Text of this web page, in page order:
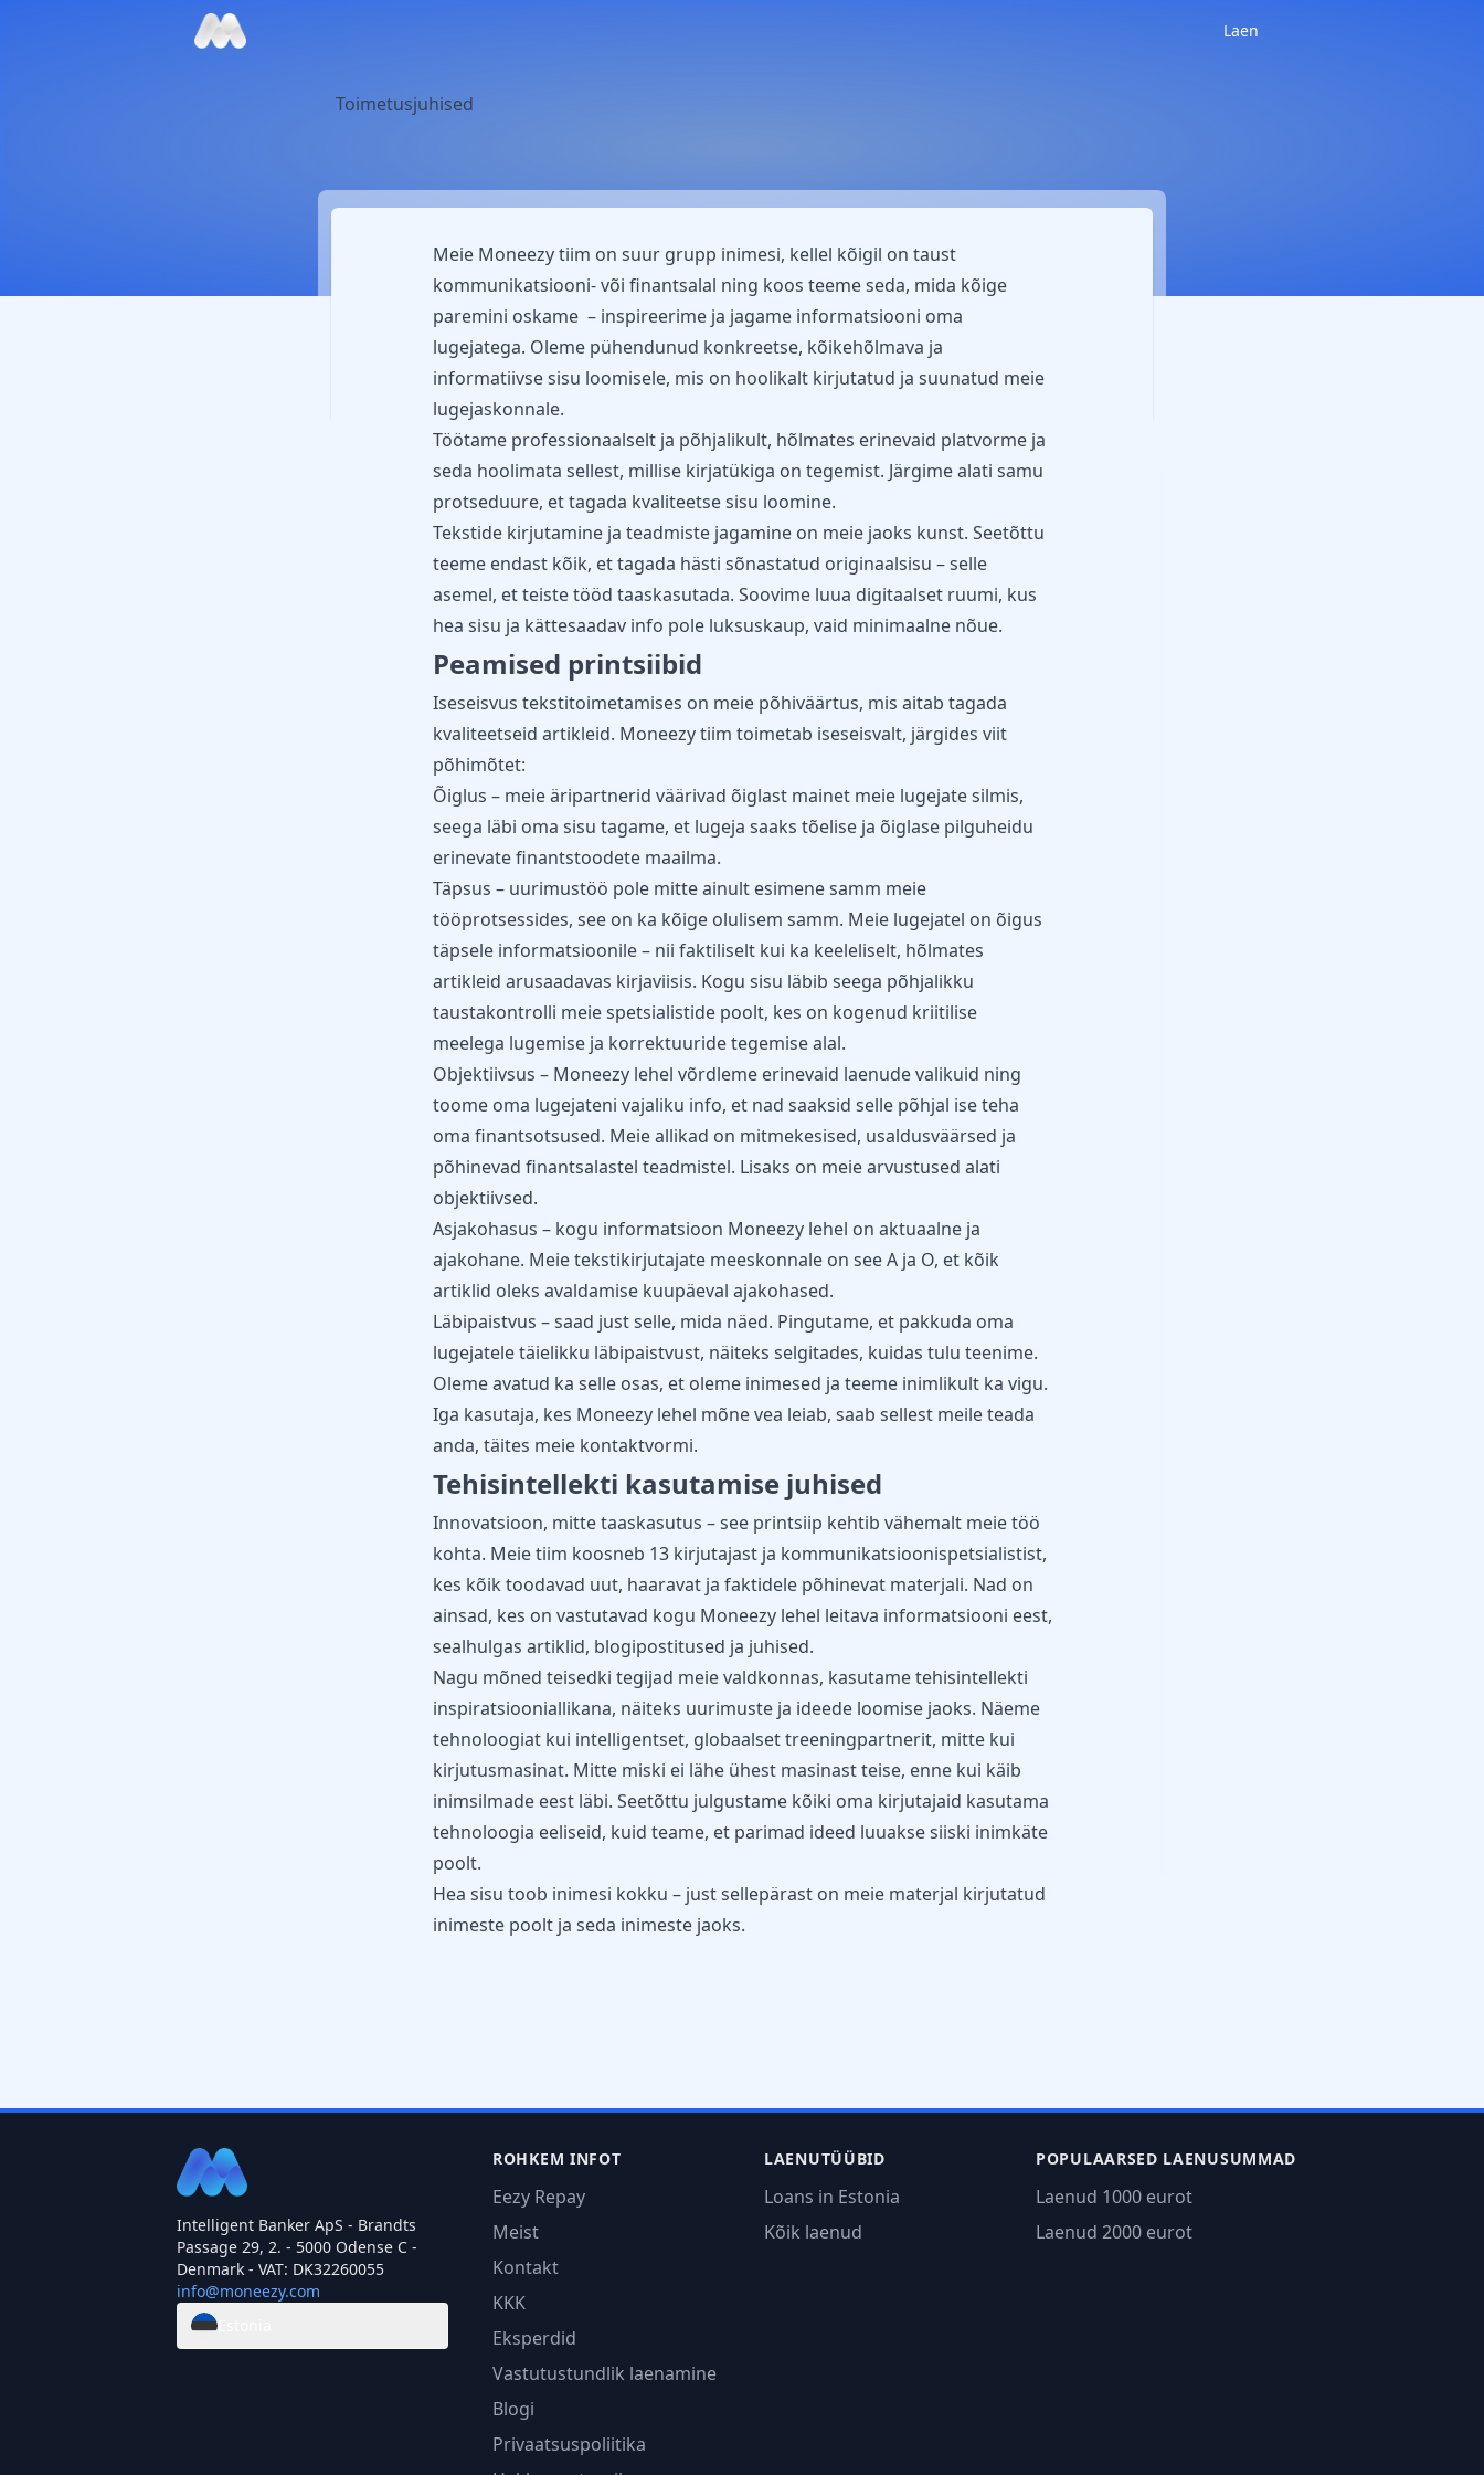
Laen
Toimetusjuhised
Meie Moneezy tiim on suur grupp inimesi, kellel kõigil on taust
kommunikatsiooni- või finantsalal ning koos teeme seda, mida kõige
paremini oskame – inspireerime ja jagame informatsiooni oma
lugejatega. Oleme pühendunud konkreetse, kõikehõlmava ja
informatiivse sisu loomisele, mis on hoolikalt kirjutatud ja suunatud meie
lugejaskonnale.
Töötame professionaalselt ja põhjalikult, hõlmates erinevaid platvorme ja
seda hoolimata sellest, millise kirjatükiga on tegemist. Järgime alati samu
protseduure, et tagada kvaliteetse sisu loomine.
Tekstide kirjutamine ja teadmiste jagamine on meie jaoks kunst. Seetõttu
teeme endast kõik, et tagada hästi sõnastatud originaalsisu – selle
asemel, et teiste tööd taaskasutada. Soovime luua digitaalset ruumi, kus
hea sisu ja kättesaadav info pole luksuskaup, vaid minimaalne nõue.
Peamised printsiibid
Iseseisvus tekstitoimetamises on meie põhiväärtus, mis aitab tagada
kvaliteetseid artikleid. Moneezy tiim toimetab iseseisvalt, järgides viit
põhimõtet:
Õiglus – meie äripartnerid väärivad õiglast mainet meie lugejate silmis,
seega läbi oma sisu tagame, et lugeja saaks tõelise ja õiglase pilguheidu
erinevate finantstoodete maailma.
Täpsus – uurimustöö pole mitte ainult esimene samm meie
tööprotsessides, see on ka kõige olulisem samm. Meie lugejatel on õigus
täpsele informatsioonile – nii faktiliselt kui ka keeleliselt, hõlmates
artikleid arusaadavas kirjaviisis. Kogu sisu läbib seega põhjalikku
taustakontrolli meie spetsialistide poolt, kes on kogenud kriitilise
meelega lugemise ja korrektuuride tegemise alal.
Objektiivsus – Moneezy lehel võrdleme erinevaid laenude valikuid ning
toome oma lugejateni vajaliku info, et nad saaksid selle põhjal ise teha
oma finantsotsused. Meie allikad on mitmekesised, usaldusväärsed ja
põhinevad finantsalastel teadmistel. Lisaks on meie arvustused alati
objektiivsed.
Asjakohasus – kogu informatsioon Moneezy lehel on aktuaalne ja
ajakohane. Meie tekstikirjutajate meeskonnale on see A ja O, et kõik
artiklid oleks avaldamise kuupäeval ajakohased.
Läbipaistvus – saad just selle, mida näed. Pingutame, et pakkuda oma
lugejatele täielikku läbipaistvust, näiteks selgitades, kuidas tulu teenime.
Oleme avatud ka selle osas, et oleme inimesed ja teeme inimlikult ka vigu.
Iga kasutaja, kes Moneezy lehel mõne vea leiab, saab sellest meile teada
anda, täites meie kontaktvormi.
Tehisintellekti kasutamise juhised
Innovatsioon, mitte taaskasutus – see printsiip kehtib vähemalt meie töö
kohta. Meie tiim koosneb 13 kirjutajast ja kommunikatsioonispetsialistist,
kes kõik toodavad uut, haaravat ja faktidele põhinevat materjali. Nad on
ainsad, kes on vastutavad kogu Moneezy lehel leitava informatsiooni eest,
sealhulgas artiklid, blogipostitused ja juhised.
Nagu mõned teisedki tegijad meie valdkonnas, kasutame tehisintellekti
inspiratsiooniallikana, näiteks uurimuste ja ideede loomise jaoks. Näeme
tehnoloogiat kui intelligentset, globaalset treeningpartnerit, mitte kui
kirjutusmasinat. Mitte miski ei lähe ühest masinast teise, enne kui käib
inimsilmade eest läbi. Seetõttu julgustame kõiki oma kirjutajaid kasutama
tehnoloogia eeliseid, kuid teame, et parimad ideed luuakse siiski inimkäte
poolt.
Hea sisu toob inimesi kokku – just sellepärast on meie materjal kirjutatud
inimeste poolt ja seda inimeste jaoks.
Intelligent Banker ApS - Brandts
Passage 29, 2. - 5000 Odense C -
Denmark - VAT: DK32260055
info@moneezy.com
ROHKEM INFOT
Eezy Repay
Meist
Kontakt
KKK
Eksperdid
Vastutustundlik laenamine
Blogi
Privaatsuspoliitika
LAENUTÜÜBID
Loans in Estonia
Kõik laenud
POPULAARSED LAENUSUMMAD
Laenud 1000 eurot
Laenud 2000 eurot